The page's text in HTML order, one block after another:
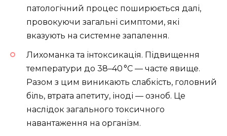
патологічний процес поширюється далі,
провокуючи загальні симптоми, які
вказують на системне запалення.
Лихоманка та інтоксикація. Підвищення
температури до 38–40 °C — часте явище.
Разом з цим виникають слабкість, головний
біль, втрата апетиту, іноді — озноб. Це
наслідок загального токсичного
навантаження на організм.